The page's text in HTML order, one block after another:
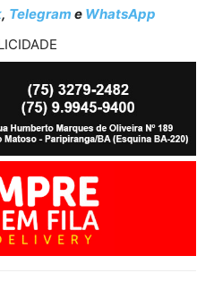
, Telegram e WhatsApp